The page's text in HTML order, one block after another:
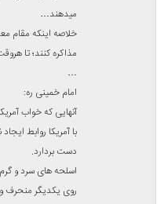
به خبرهای مهم
کامل که نیازبه
روز،مرتفع میشه.تشکر.
کاش رییس دولت به
غلط بود بلکه راه
که ارشاد ما اسلامی